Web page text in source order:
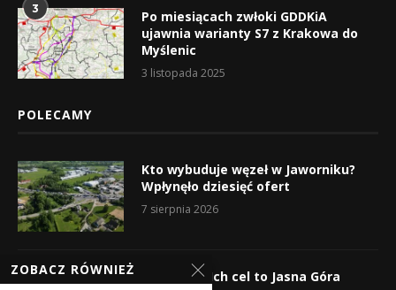
3
Po miesiącach zwłoki GDDKiA
ujawnia warianty S7 z Krakowa do
Myślenic
3 listopada 2025
POLECAMY
Kto wybuduje węzeł w Jaworniku?
Wpłynęło dziesięć ofert
7 sierpnia 2026
Wyruszyli! Ich cel to Jasna Góra
ZOBACZ RÓWNIEŻ